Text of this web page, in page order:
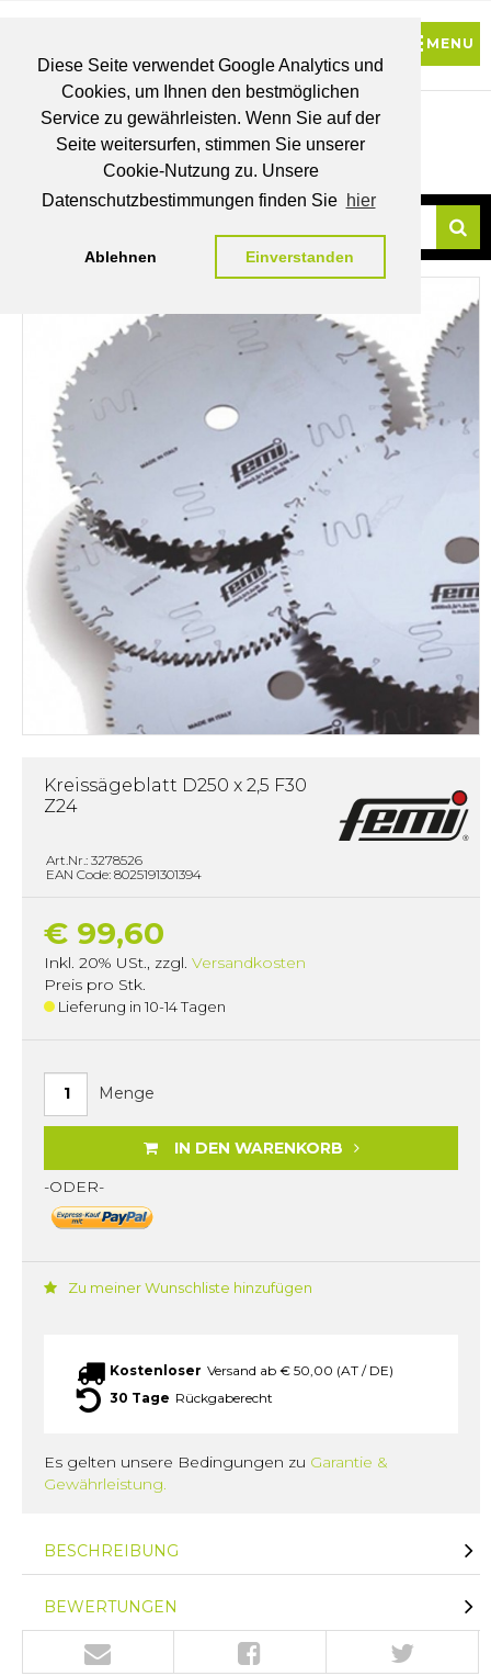
Diese Seite verwendet Google Analytics und
Cookies, um Ihnen den bestmöglichen
Service zu gewährleisten. Wenn Sie auf der
Seite weitersurfen, stimmen Sie unserer
Cookie-Nutzung zu. Unsere
Datenschutzbestimmungen finden Sie hier
Ablehnen Einverstanden
BRUTTO
PREISE
MEIN
WUNSCHLISTE
Kreissägeblatt D250 x 2,5 F30
Z24
Art.Nr.: 3278526
EAN Code: 8025191301394
€ 99,60
Inkl. 20% USt., zzgl. Versandkosten
Preis pro Stk.
Lieferung in 10-14 Tagen
Menge
IN DEN WARENKORB
-ODER-
Zu meiner Wunschliste hinzufügen
Kostenloser Versand ab € 50,00 (AT / DE)
30 Tage Rückgaberecht
Es gelten unsere Bedingungen zu Garantie &
Gewährleistung.
BESCHREIBUNG
BEWERTUNGEN